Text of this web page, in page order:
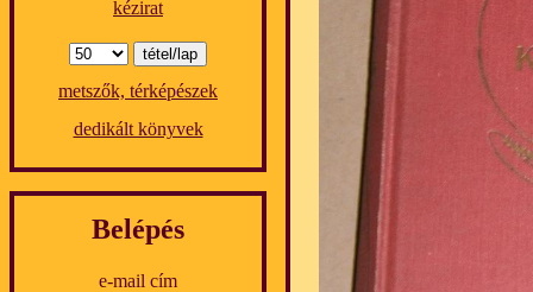
kézirat
metszők, térképészek
dedikált könyvek
Belépés
e-mail cím